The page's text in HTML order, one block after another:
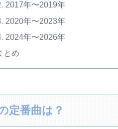
2017年〜2019年
2020年〜2023年
2024年〜2026年
とめ
定番曲は？